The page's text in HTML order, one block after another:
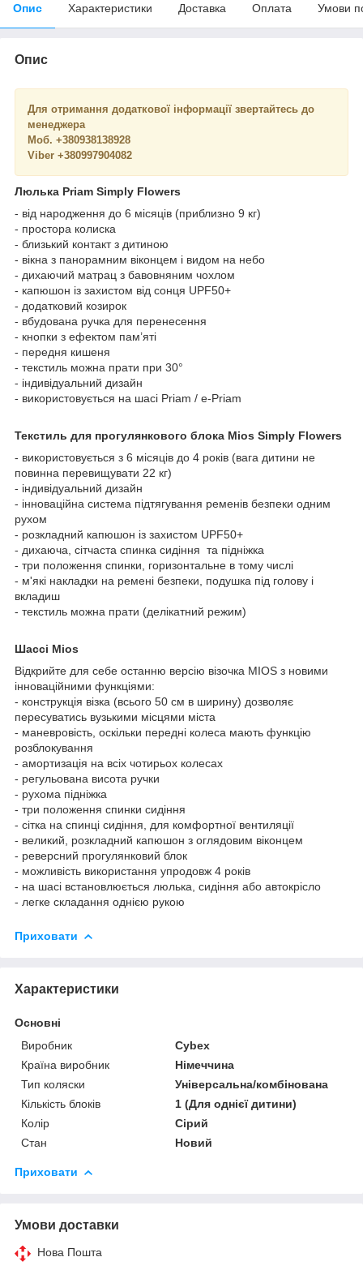
Опис Характеристики Доставка Оплата Умови
Опис
Для отримання додаткової інформації звертайтесь до
менеджера
Моб. +380938138928
Viber +380997904082
Люлька Priam Simply Flowers
- від народження до 6 місяців (приблизно 9 кг)
- простора колиска
- близький контакт з дитиною
- вікна з панорамним віконцем і видом на небо
- дихаючий матрац з бавовняним чохлом
- капюшон із захистом від сонця UPF50+
- додатковий козирок
- вбудована ручка для перенесення
- кнопки з ефектом пам’яті
- передня кишеня
- текстиль можна прати при 30°
- індивідуальний дизайн
- використовується на шасі Priam / e-Priam
Текстиль для прогулянкового блока Mios Simply Flowers
- використовується з 6 місяців до 4 років (вага дитини не
повинна перевищувати 22 кг)
- індивідуальний дизайн
- інноваційна система підтягування ременів безпеки одним
рухом
- розкладний капюшон із захистом UPF50+
- дихаюча, сітчаста спинка сидіння та підніжка
- три положення спинки, горизонтальне в тому числі
- м'які накладки на ремені безпеки, подушка під голову і
вкладиш
- текстиль можна прати (делікатний режим)
Шассі Mios
Відкрийте для себе останню версію візочка MIOS з новими
інноваційними функціями:
- конструкція візка (всього 50 см в ширину) дозволяє
пересуватись вузькими місцями міста
- маневровість, оскільки передні колеса мають функцію
розблокування
- амортизація на всіх чотирьох колесах
- регульована висота ручки
- рухома підніжка
- три положення спинки сидіння
- сітка на спинці сидіння, для комфортної вентиляції
- великий, розкладний капюшон з оглядовим віконцем
- реверсний прогулянковий блок
- можливість використання упродовж 4 років
- на шасі встановлюється люлька, сидіння або автокрісло
- легке складання однією рукою
Приховати
Характеристики
Основні
Виробник
Cybex
Країна виробник
Німеччина
Тип коляски
Універсальна/комбінована
Кількість блоків
1 (Для однієї дитини)
Колір
Сірий
Стан
Новий
Приховати
Умови доставки
Нова Пошта